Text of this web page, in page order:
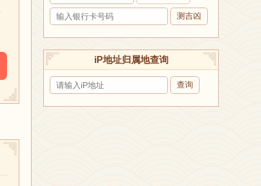
测吉凶
iP地址归属地查询
查询